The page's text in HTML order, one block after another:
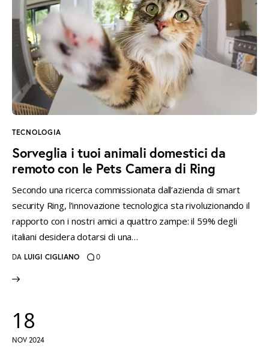
TECNOLOGIA
Sorveglia i tuoi animali domestici da
remoto con le Pets Camera di Ring
Secondo una ricerca commissionata dall’azienda di smart
security Ring, l’innovazione tecnologica sta rivoluzionando il
rapporto con i nostri amici a quattro zampe: il 59% degli
italiani desidera dotarsi di una…
DA LUIGI CIGLIANO 0
18
NOV 2024